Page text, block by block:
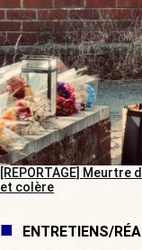
[REPORTAGE]
et colère
ENTRETIENS/